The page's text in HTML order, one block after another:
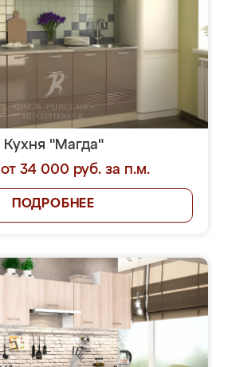
Кухня "Магда"
34 000 руб. за п.м.
ПОДРОБНЕЕ